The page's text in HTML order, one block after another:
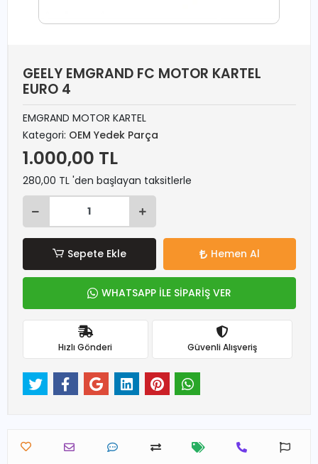
GEELY EMGRAND FC MOTOR KARTEL
EURO 4
EMGRAND MOTOR KARTEL
Kategori: OEM Yedek Parça
1.000,00 TL
280,00 TL 'den başlayan taksitlerle
Sepete Ekle Hemen Al
WHATSAPP İLE SİPARİŞ VER
Hızlı Gönderi Güvenli Alışveriş